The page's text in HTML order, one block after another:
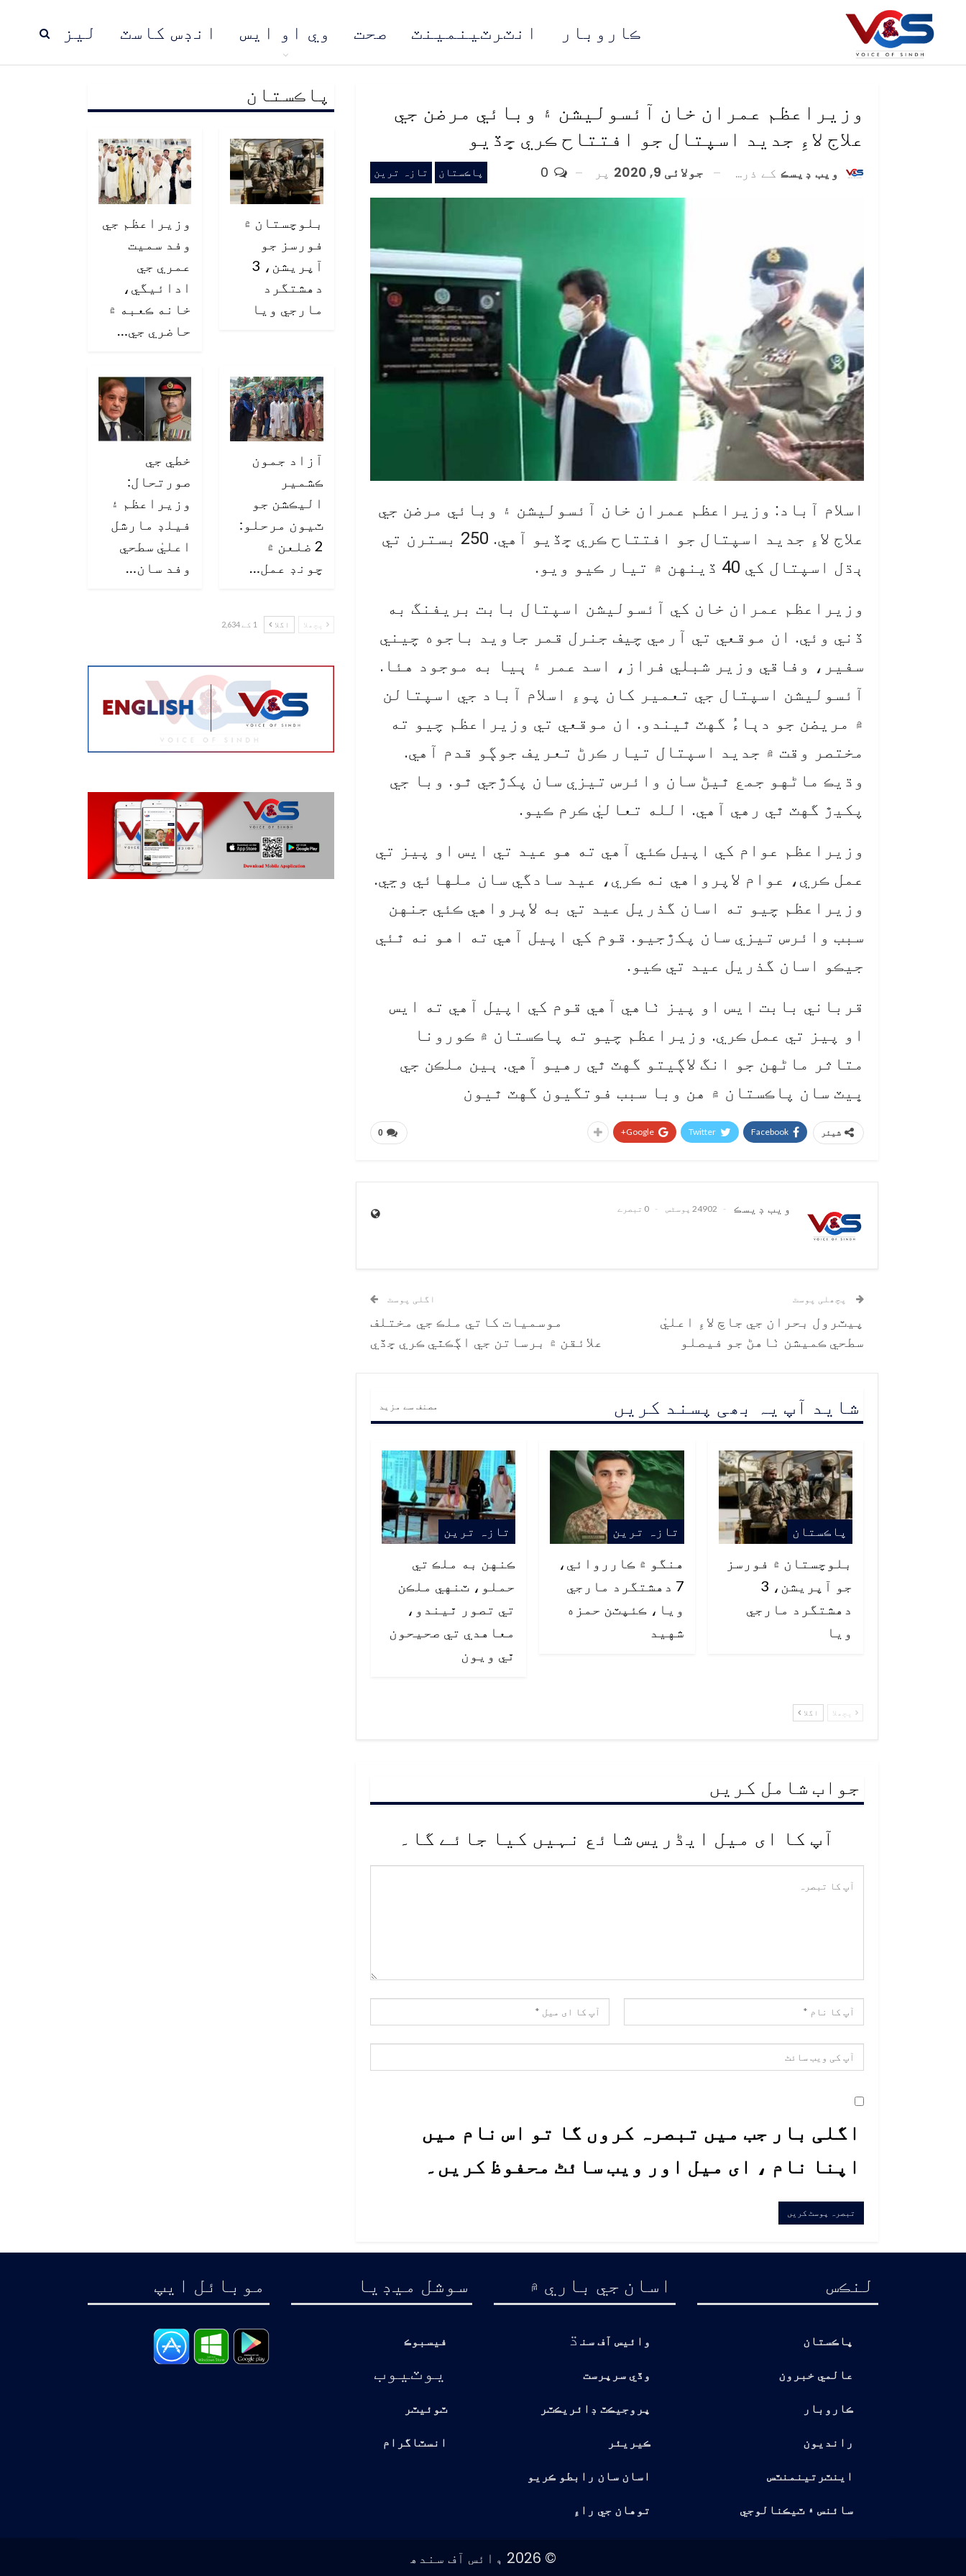
ليز انڊس کاسٽ وي او ايس صحت انٽرٽينمينٽ ڪاروبار
پاڪستان مُنڍ
وزيراعظم عمران خان آئسوليشن ۽ وبائي مرضن جي
علاج لاءِ جديد اسپتال جو افتتاح ڪري ڇڏيو
پاڪستان تازہ ترین ويب ڊيسڪ کے ذریعہ جولائی 9, 2020 پر
اسلام آباد: وزيراعظم عمران خان آئسوليشن ۽ وبائي مرضن جي
علاج لاءِ جديد اسپتال جو افتتاح ڪري ڇڏيو آهي. 250 بسترن تي
ٻڌل اسپتال کي 40 ڏينهن ۾ تيار ڪيو ويو.
وزيراعظم عمران خان کي آئسوليشن اسپتال بابت بريفنگ به
ڏني وئي. ان موقعي تي آرمي چيف جنرل قمر جاويد باجوه چيني
سفير، وفاقي وزير شبلي فراز، اسد عمر ۽ ٻيا به موجود هئا.
آئسوليشن اسپتال جي تعمير کان پوءِ اسلام آباد جي اسپتالن
۾ مريضن جو دٻاءُ گهٽ ٿيندو. ان موقعي تي وزيراعظم چيو ته
مختصر وقت ۾ جديد اسپتال تيار ڪرڻ تعريف جوڳو قدم آهي.
وڌيڪ ماڻهو جمع ٿيڻ سان وائرس تيزي سان پکڙجي ٿو. وبا جي
پکيڙ گهٽ ٿي رهي آهي. الله تعاليٰ ڪرم ڪيو.
وزيراعظم عوام کي اپيل ڪئي آهي ته هو عيد تي ايس او پيز تي
عمل ڪري، عوام لاپرواهي نه ڪري، عيد سادگي سان ملهائي وڃي.
وزيراعظم چيو ته اسان گذريل عيد تي به لاپرواهي ڪئي جنهن
سبب وائرس تيزي سان پکڙجيو. قوم کي اپيل آهي ته اهو نه ٿئي
جيڪو اسان گذريل عيد تي ڪيو.
قرباني بابت ايس او پيز ٺاهي آهي قوم کي اپيل آهي ته ايس
او پيز تي عمل ڪري. وزيراعظم چيو ته پاڪستان ۾ ڪورونا
متاثر ماڻهن جو انگ لاڳيتو گهٽ ٿي رهيو آهي. ٻين ملڪن جي
ڀيٽ سان پاڪستان ۾ هن وبا سبب فوتگيون گهٽ ٿيون
0 شیئر Facebook
Twitter
Google+
ويب ڊيسڪ 24902 پوسٹس 0 تبصرے
پچھلی پوسٹ
پيٽرول بحران جي جاچ لاءِ اعليٰ
سطحي ڪميشن ٺاهڻ جو فيصلو
اگلی پوسٹ
موسميات کاتي ملڪ جي مختلف
علائقن ۾ برساتن جي اڳڪٿي ڪري ڇڏي
شاید آپ یہ بھی پسند کریں مصنف سے مزید
پاڪستان
بلوچستان ۾ فورسز
جو آپريشن، 3
دهشتگرد مارجي
ويا
تازہ ترین
هنگو ۾ ڪارروائي،
7 دهشتگرد مارجي
ويا، ڪئپٽن حمزه
شهيد
تازہ ترین
ڪنهن به ملڪ تي
حملو، ٽنهي ملڪن
تي تصور ٿيندو،
معاهدي تي صحيحون
ٿي ويون
پچھلا اگلا
جواب شامل کریں
آپ کا ای میل ایڈریس شائع نہیں کیا جائے گا۔
اگلی بار جب میں تبصرہ کروں گا تو اس نام میں
اپنا نام ، ای میل اور ویب سائٹ محفوظ کریں۔
پاڪستان
بلوچستان ۾
فورسز جو
آپريشن، 3
دهشتگرد
مارجي ويا
وزيراعظم جي
وفد سميت
عمري جي
ادائيگي،
خانه ڪعبه ۾
حاضري جي…
آزاد جمون
ڪشمير
اليڪشن جو
ٽيون مرحلو:
2 ضلعن ۾
چونڊ عمل…
خطي جي
صورتحال:
وزيراعظم ۽
فيلڊ مارشل
اعليٰ سطحي
وفد سان…
پچھلا اگلا 1 کے 2,634
لنڪس
پاڪستان
عالمي خبرون
ڪاروبار
رانديون
اينٽرتينمنٽس
سائنس ۽ ٽيڪنالوجي
اسان جي باري ۾
وائيس آف سن ڌ
وڏي سرپرست
پروجيڪٽ ڊائريڪٽر
ڪيريئر
اسان سان رابطو ڪريو
توهان جي راءِ
سوشل ميڊيا
فيسبوڪ
يوٽيوب
ٽوئيٽر
انسٽاگرام
موبائل ايپ
© 2026 وائس آف سندھ